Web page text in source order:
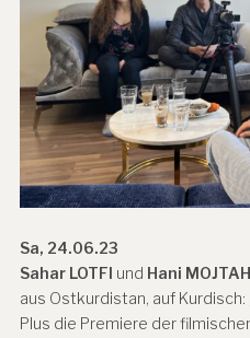
Sa, 24.06.23
Sahar LOTFI und Hani
aus Ostkurdistan, auf Kurdisch:
Plus die Premiere der